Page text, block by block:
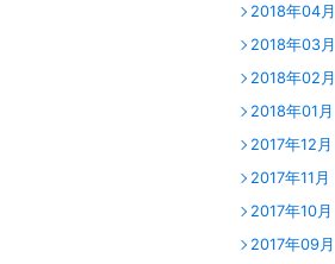
2018年04月
2018年03月
2018年02月
2018年01月
2017年12月
2017年11月
2017年10月
2017年09月